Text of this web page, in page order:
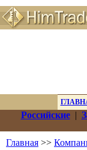
Российские|
Главная >>